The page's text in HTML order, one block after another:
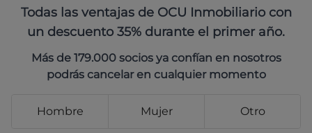
Todas las ventajas de OCU Inmobiliario con
un descuento 35% durante el primer año.
Más de 179.000 socios ya confían en nosotros
podrás cancelar en cualquier momento
Hombre Mujer Otro